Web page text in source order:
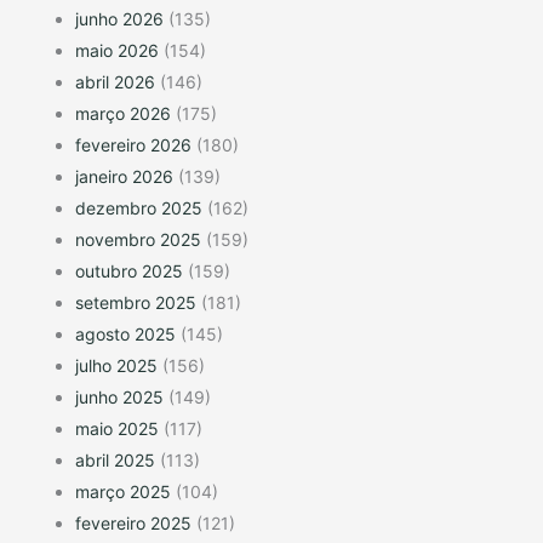
junho 2026 (135)
maio 2026 (154)
abril 2026 (146)
março 2026 (175)
fevereiro 2026 (180)
janeiro 2026 (139)
dezembro 2025 (162)
novembro 2025 (159)
outubro 2025 (159)
setembro 2025 (181)
agosto 2025 (145)
julho 2025 (156)
junho 2025 (149)
maio 2025 (117)
abril 2025 (113)
março 2025 (104)
fevereiro 2025 (121)